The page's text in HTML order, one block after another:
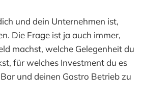
und dein Unternehmen ist,
Die Frage ist ja auch immer,
machst, welche Gelegenheit du
für welches Investment du es
und deinen Gastro Betrieb zu